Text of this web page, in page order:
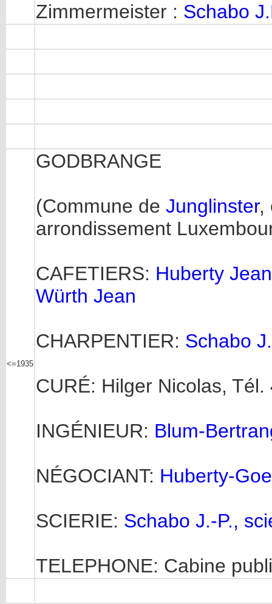
Zimmermeister : Schabo
<=1935
GODBRANGE
(Commune de Junglinster,
arrondissement
CAFETIERS: Huberty Jean
Würth Jean
CHARPENTIER: Schabo
CURÉ: Hilger Nicolas, Tél.
INGÉNIEUR: Blum-
NÉGOCIANT: Huberty-
SCIERIE: Schabo J.-P.,
TELEPHONE: Cabine